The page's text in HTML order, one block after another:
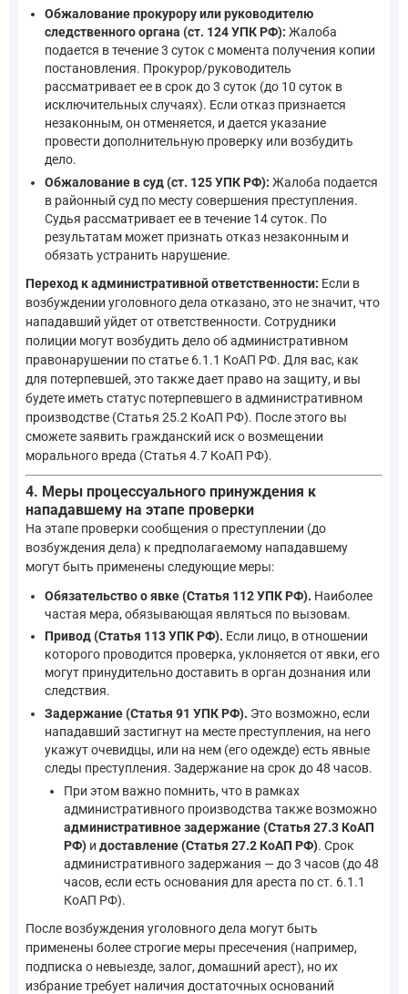
Обжалование прокурору или руководителю
следственного органа (ст. 124 УПК РФ): Жалоба
подается в течение 3 суток с момента получения копии
постановления. Прокурор/руководитель
рассматривает ее в срок до 3 суток (до 10 суток в
исключительных случаях). Если отказ признается
незаконным, он отменяется, и дается указание
провести дополнительную проверку или возбудить
дело.
Обжалование в суд (ст. 125 УПК РФ): Жалоба подается
в районный суд по месту совершения преступления.
Судья рассматривает ее в течение 14 суток. По
результатам может признать отказ незаконным и
обязать устранить нарушение.
Переход к административной ответственности: Если в
возбуждении уголовного дела отказано, это не значит, что
нападавший уйдет от ответственности. Сотрудники
полиции могут возбудить дело об административном
правонарушении по статье 6.1.1 КоАП РФ. Для вас, как
для потерпевшей, это также дает право на защиту, и вы
будете иметь статус потерпевшего в административном
производстве (Статья 25.2 КоАП РФ). После этого вы
сможете заявить гражданский иск о возмещении
морального вреда (Статья 4.7 КоАП РФ).
4. Меры процессуального принуждения к
нападавшему на этапе проверки
На этапе проверки сообщения о преступлении (до
возбуждения дела) к предполагаемому нападавшему
могут быть применены следующие меры:
Обязательство о явке (Статья 112 УПК РФ). Наиболее
частая мера, обязывающая являться по вызовам.
Привод (Статья 113 УПК РФ). Если лицо, в отношении
которого проводится проверка, уклоняется от явки, его
могут принудительно доставить в орган дознания или
следствия.
Задержание (Статья 91 УПК РФ). Это возможно, если
нападавший застигнут на месте преступления, на него
укажут очевидцы, или на нем (его одежде) есть явные
следы преступления. Задержание на срок до 48 часов.
При этом важно помнить, что в рамках
административного производства также возможно
административное задержание (Статья 27.3 КоАП
РФ) и доставление (Статья 27.2 КоАП РФ). Срок
административного задержания — до 3 часов (до 48
часов, если есть основания для ареста по ст. 6.1.1
КоАП РФ).
После возбуждения уголовного дела могут быть
применены более строгие меры пресечения (например,
подписка о невыезде, залог, домашний арест), но их
избрание требует наличия достаточных оснований